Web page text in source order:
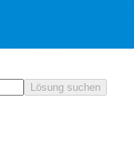
Lösung suchen